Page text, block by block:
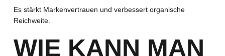
Es stärkt Markenvertrauen und verbessert organische
Reichweite.
WIE KANN MAN